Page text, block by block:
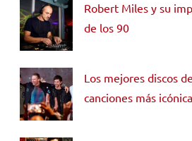
Robert Miles y su
de los 90
Los mejores discos
canciones más